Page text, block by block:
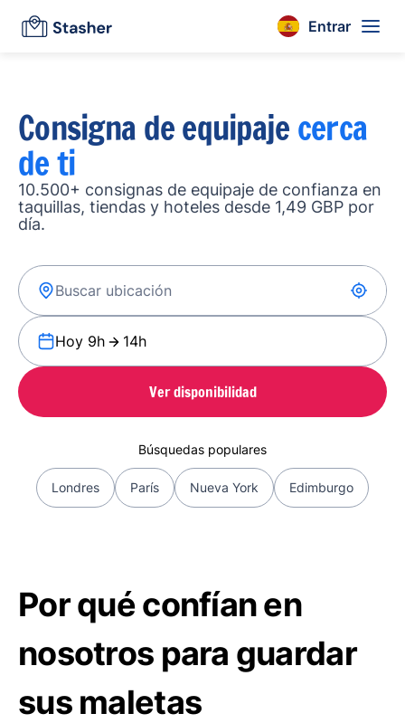
Entrar
Consigna de equipajecerca
de ti
10.500+ consignas de equipaje de confianza en
taquillas, tiendas y hoteles desde 1,49 GBP por
día.
Hoy 9h 14h
Ver disponibilidad
Búsquedas populares
Londres París Nueva York Edimburgo
Por qué confían en
nosotros para guardar
sus maletas